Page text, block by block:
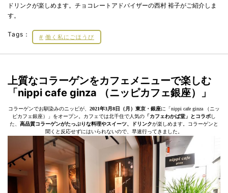
ドリンクが楽しめます。チョコレートアドバイザーの西村 裕子がご紹介しま
す。
Tags： 働く私にごほうび
上質なコラーゲンをカフェメニューで楽しむ
「nippi cafe ginza （ニッピカフェ銀座）」
コラーゲンでお馴染みのニッピが、 2021年3月8日（月）東京・銀座に「nippi cafe ginza （ニッ
ピカフェ銀座）」をオープン。カフェでは北千住で人気の 「カフェわかば堂」とコラボし
た、 高品質コラーゲンがたっぷりな料理やスイーツ、ドリンクが楽しめます。コラーゲンと
聞くと反応せずにはいられないので、早速行ってきました。